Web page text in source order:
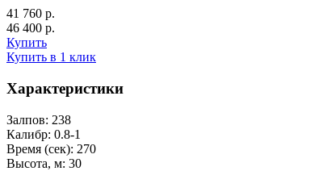
41 760 р.
46 400 р.
Купить
Купить в 1 клик
Характеристики
Залпов: 238
Калибр: 0.8-1
Время (сек): 270
Высота, м: 30